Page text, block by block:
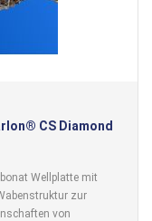
CS Diamond
Wellplatte mit
zur
von